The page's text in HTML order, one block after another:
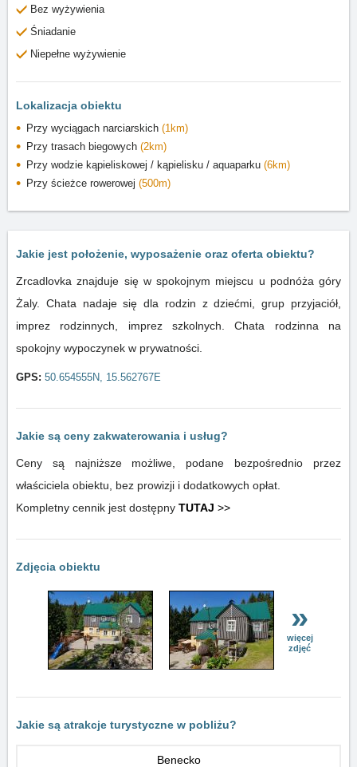
Bez wyżywienia
Śniadanie
Niepełne wyżywienie
Lokalizacja obiektu
Przy wyciągach narciarskich (1km)
Przy trasach biegowych (2km)
Przy wodzie kąpieliskowej / kąpielisku / aquaparku (6km)
Przy ścieżce rowerowej (500m)
Jakie jest położenie, wyposażenie oraz oferta obiektu?
Zrcadlovka znajduje się w spokojnym miejscu u podnóża góry
Żaly. Chata nadaje się dla rodzin z dziećmi, grup przyjaciół,
imprez rodzinnych, imprez szkolnych. Chata rodzinna na
spokojny wypoczynek w prywatności.
GPS: 50.654555N, 15.562767E
Jakie są ceny zakwaterowania i usług?
Ceny są najniższe możliwe, podane bezpośrednio przez
właściciela obiektu, bez prowizji i dodatkowych opłat.
Kompletny cennik jest dostępny TUTAJ >>
Zdjęcia obiektu
»
więcej
zdjęć
Jakie są atrakcje turystyczne w pobliżu?
Benecko